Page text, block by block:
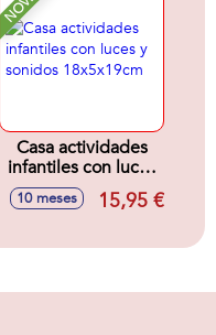
Casa actividades
infantiles con luces
y sonidos
18x5x19cm
10 meses 15,95 €